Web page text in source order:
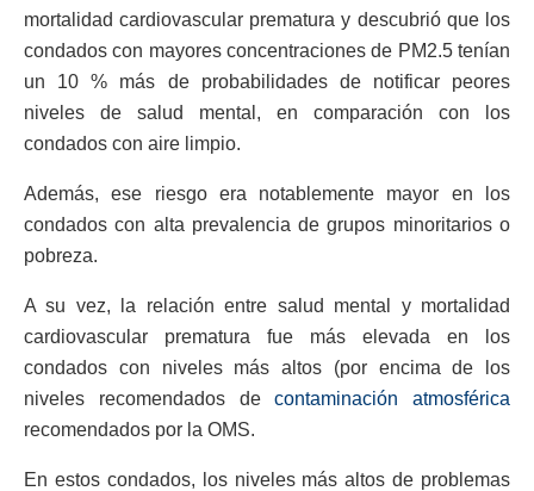
mortalidad cardiovascular prematura y descubrió que los
condados con mayores concentraciones de PM2.5 tenían
un 10 % más de probabilidades de notificar peores
niveles de salud mental, en comparación con los
condados con aire limpio.
Además, ese riesgo era notablemente mayor en los
condados con alta prevalencia de grupos minoritarios o
pobreza.
A su vez, la relación entre salud mental y mortalidad
cardiovascular prematura fue más elevada en los
condados con niveles más altos (por encima de los
niveles recomendados decontaminación atmosférica
recomendados por la OMS.
En estos condados, los niveles más altos de problemas